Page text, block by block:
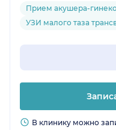
Прием акушера-
УЗИ малого таза
В клинику можно